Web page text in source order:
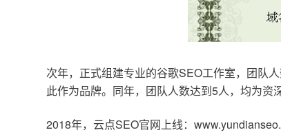
次年，正式组建专业的谷歌SEO工作室，团队
此作为品牌。同年，团队人数达到5人，均为资
2018年，云点SEO官网上线：